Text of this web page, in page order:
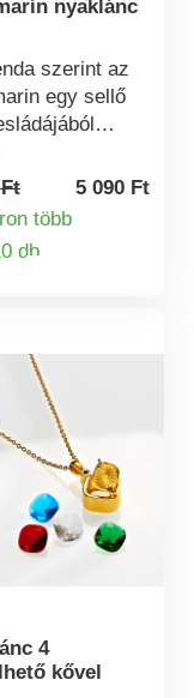
nyaklánc
szerint az
egy sellő
Lefordítva
jelent, mint
és ősidőktől
és a családi
5 090 Ft
több
db
4
kővel